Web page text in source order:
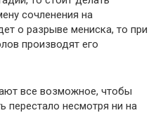
сочленения на
о разрыве мениска, то при
производят его
все возможное, чтобы
перестало несмотря ни на